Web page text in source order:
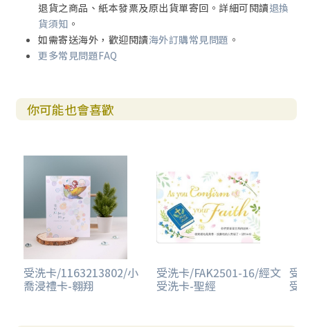
退貨之商品、紙本發票及原出貨單寄回。詳細可閱讀退換
貨須知 。
如需寄送海外，歡迎閱讀海外訂購常見問題 。
更多常見問題FAQ
你可能也會喜歡
受洗卡/1163213802/小
喬浸禮卡-翱翔
受洗卡/FAK2501-16/經文
受洗卡-聖經
受
受